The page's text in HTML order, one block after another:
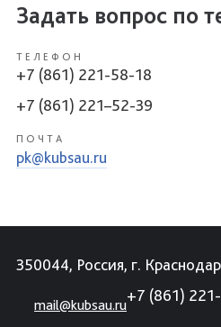
Задать вопрос по
ТЕЛЕФОН
+7 (861) 221-58-18
+7 (861) 221–52-39
ПОЧТА
pk@kubsau.ru
350044, Россия, г.
mail@kubsau.ru
+7 (861)